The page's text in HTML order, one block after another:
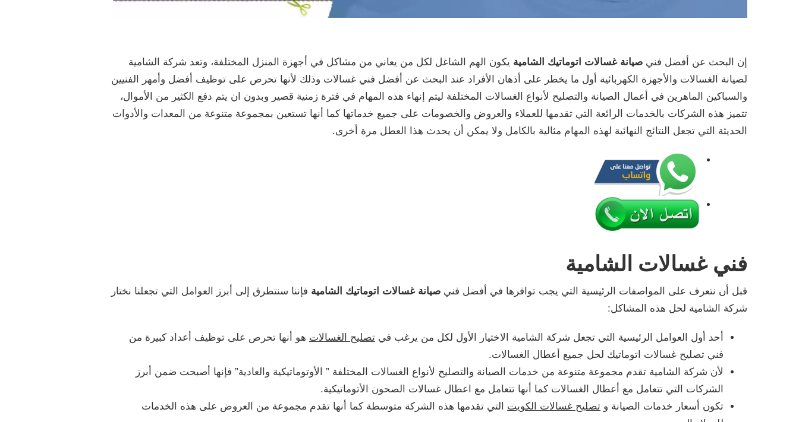
إن البحث عن أفضل فني صيانة غسالات اتوماتيك الشامية يكون الهم الشاغل لكل من يعاني من مشاكل في أجهزة المنزل المختلفة، وتعد شركة الشامية
لصيانة الغسالات والأجهزة الكهربائية أول ما يخطر على أذهان الأفراد عند البحث عن أفضل فني غسالات وذلك لأنها تحرص على توظيف أفضل وأمهر الفنيين
والسباكين الماهرين في أعمال الصيانة والتصليح لأنواع الغسالات المختلفة ليتم إنهاء هذه المهام في فترة زمنية قصير وبدون ان يتم دفع الكثير من الأموال،
تتميز هذه الشركات بالخدمات الرائعة التي تقدمها للعملاء والعروض والخصومات على جميع خدماتها كما أنها تستعين بمجموعة متنوعة من المعدات والأدوات
الحديثة التي تجعل النتائج النهائية لهذه المهام مثالية بالكامل ولا يمكن أن يحدث هذا العطل مرة أخرى.
فني غسالات الشامية
قبل أن نتعرف على المواصفات الرئيسية التي يجب توافرها في أفضل فني صيانة غسالات اتوماتيك الشامية فإننا سنتطرق إلى أبرز العوامل التي تجعلنا نختار
شركة الشامية لحل هذه المشاكل:
أحد أول العوامل الرئيسية التي تجعل شركة الشامية الاختيار الأول لكل من يرغب في تصليح الغسالات هو أنها تحرص على توظيف أعداد كبيرة من
فني تصليح غسالات اتوماتيك لحل جميع أعطال الغسالات.
لأن شركة الشامية تقدم مجموعة متنوعة من خدمات الصيانة والتصليح لأنواع الغسالات المختلفة ” الأوتوماتيكية والعادية” فإنها أصبحت ضمن أبرز
الشركات التي تتعامل مع أعطال الغسالات كما أنها تتعامل مع اعطال غسالات الصحون الأتوماتيكية.
تكون أسعار خدمات الصيانة و تصليح غسالات الكويت التي تقدمها هذه الشركة متوسطة كما أنها تقدم مجموعة من العروض على هذه الخدمات